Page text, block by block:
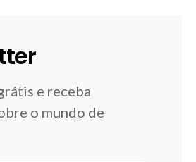
e receba
o mundo de